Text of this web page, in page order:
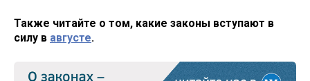
Также читайте о том, какие законы вступают в
силу в августе.